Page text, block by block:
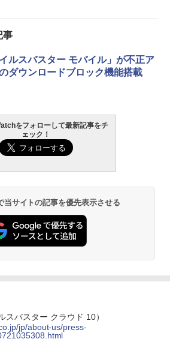
事
イルスバスター モバイル」が不正ア
ダウンロードブロック機能搭載
をフォローして最新記事をチ
ェック！
サイトの記事を優先表示させる
スバスター クラウド 10）
jp/about-us/press-